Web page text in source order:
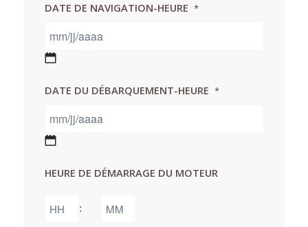
DATE DE NAVIGATION-HEURE *
slash
slash
AAAA
DATE DU DÉBARQUEMENT-HEURE *
slash
slash
HEURE DE DÉMARRAGE DU MOTEUR
:
Heures Minutes